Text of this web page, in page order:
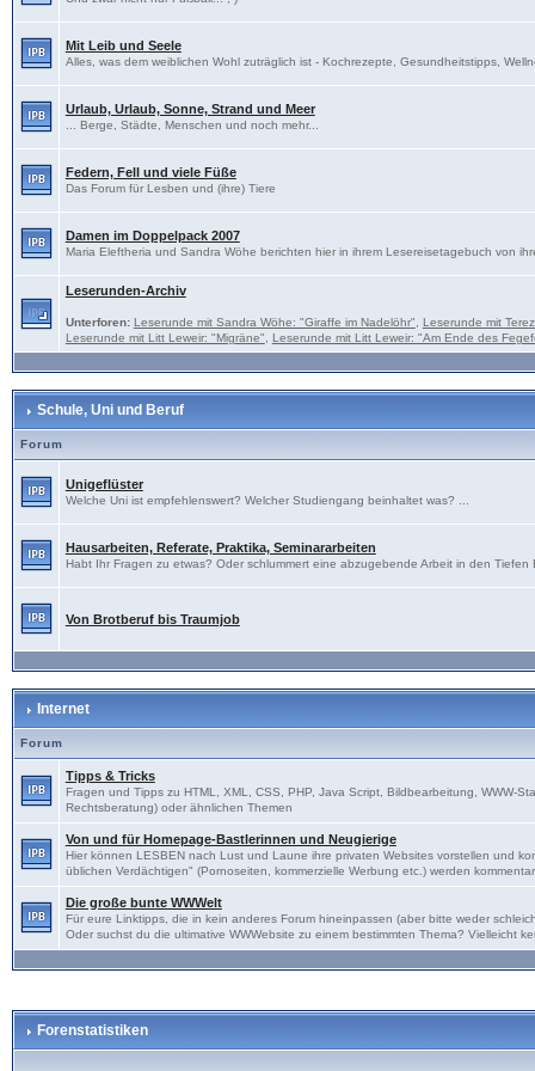
Mit Leib und Seele
Alles, was dem weiblichen Wohl zuträglich ist - Kochrezepte, Gesundheitstipps,
Urlaub, Urlaub, Sonne, Strand und Meer
... Berge, Städte, Menschen und noch mehr...
Federn, Fell und viele Füße
Das Forum für Lesben und (ihre) Tiere
Damen im Doppelpack 2007
Maria Eleftheria und Sandra Wöhe berichten hier in ihrem Lesereisetagebuch von
Leserunden-Archiv
Unterforen: Leserunde mit Sandra Wöhe: "Giraffe im Nadelöhr"
Leserunde mit
Leserunde mit Litt Leweir: "Migräne"
Leserunde mit Litt Leweir: "Am Ende des
Schule, Uni und Beruf
Forum
Unigeflüster
Welche Uni ist empfehlenswert? Welcher Studiengang beinhaltet was? ...
Hausarbeiten, Referate, Praktika, Seminararbeiten
Habt Ihr Fragen zu etwas? Oder schlummert eine abzugebende Arbeit in den Tiefen
Von Brotberuf bis Traumjob
Internet
Forum
Tipps & Tricks
Fragen und Tipps zu HTML, XML, CSS, PHP, Java Script, Bildbearbeitung, WWW-
Rechtsberatung) oder ähnlichen Themen
Von und für Homepage-Bastlerinnen und Neugierige
Hier können LESBEN nach Lust und Laune ihre privaten Websites vorstellen und
üblichen Verdächtigen" (Pornoseiten, kommerzielle Werbung etc.) werden
Die große bunte WWWelt
Für eure Linktipps, die in kein anderes Forum hineinpassen (aber bitte weder
Oder suchst du die ultimative WWWebsite zu einem bestimmten Thema? Vielleicht
Forenstatistiken